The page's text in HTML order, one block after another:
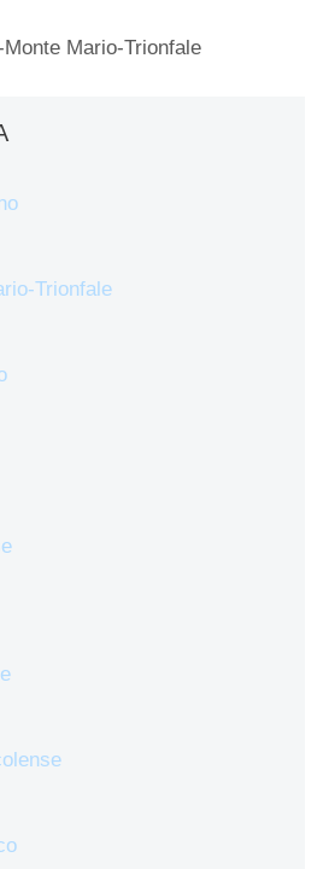
Monte Mario-Trionfale
Trionfale